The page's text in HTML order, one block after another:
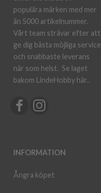
populära märken med mer
än 5000 artikelnummer.
Vårt team strävar efter att
ge dig bästa möjliga service
och snabbaste leverans
när som helst. Se laget
bakom LindeHobby här..
INFORMATION
Ångra köpet